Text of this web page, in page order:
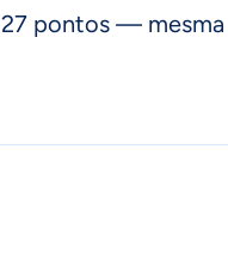
pontos — mesma